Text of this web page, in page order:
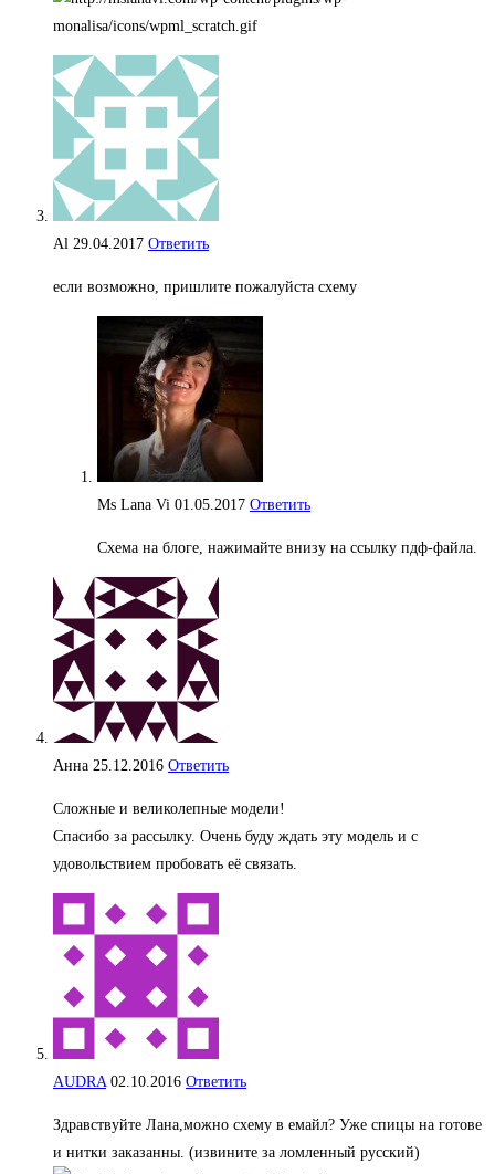
Al 29.04.2017 Ответить
если возможно, пришлите пожалуйста схему
Ms Lana Vi 01.05.2017 Ответить
Схема на блоге, нажимайте внизу на ссылку пдф-файла.
Анна 25.12.2016 Ответить
Сложные и великолепные модели!
Спасибо за рассылку. Очень буду ждать эту модель и с
удовольствием пробовать её связать.
AUDRA 02.10.2016 Ответить
Здравствуйте Лана,можно схему в емайл? Уже спицы на готове
и нитки заказанны. (извините за ломленный русский)